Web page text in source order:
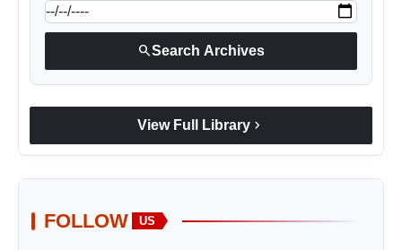
searchSearch Archives
View Full Library chevron_right
FOLLOW US